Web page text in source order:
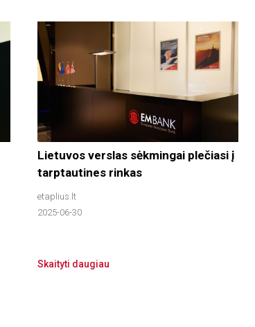
Lietuvos verslas sėkmingai plečiasi į
tarptautines rinkas
etaplius.lt
2025-06-30
Skaityti daugiau